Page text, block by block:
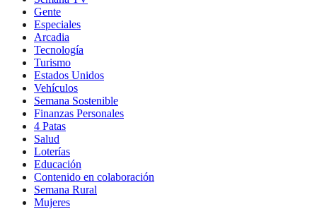
Gente
Especiales
Arcadia
Tecnología
Turismo
Estados Unidos
Vehículos
Semana Sostenible
Finanzas Personales
4 Patas
Salud
Loterías
Educación
Contenido en colaboración
Semana Rural
Mujeres